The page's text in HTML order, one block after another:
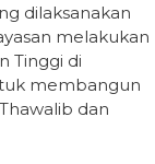
dilaksanakan
melakukan
Tinggi di
membangun
dan